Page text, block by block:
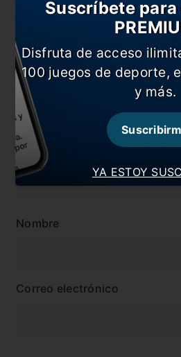
#Vélez
Comentarios
Dejá tu opinión acá!
Nombre
Correo electrónico
YA ESTOY
Suscríbete
Disfruta de acceso
100 juegos de deporte,
y más.